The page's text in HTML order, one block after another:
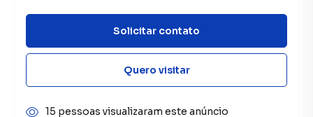
Solicitar contato
Quero visitar
15 pessoas visualizaram este anúncio